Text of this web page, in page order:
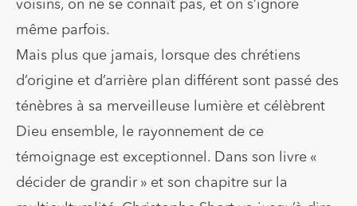
voisins, on ne se connaît pas, et on s’ignore
même parfois.
Mais plus que jamais, lorsque des chrétiens
d’origine et d’arrière plan différent sont passé des
ténèbres à sa merveilleuse lumière et célèbrent
Dieu ensemble, le rayonnement de ce
témoignage est exceptionnel. Dans son livre «
décider de grandir » et son chapitre sur la